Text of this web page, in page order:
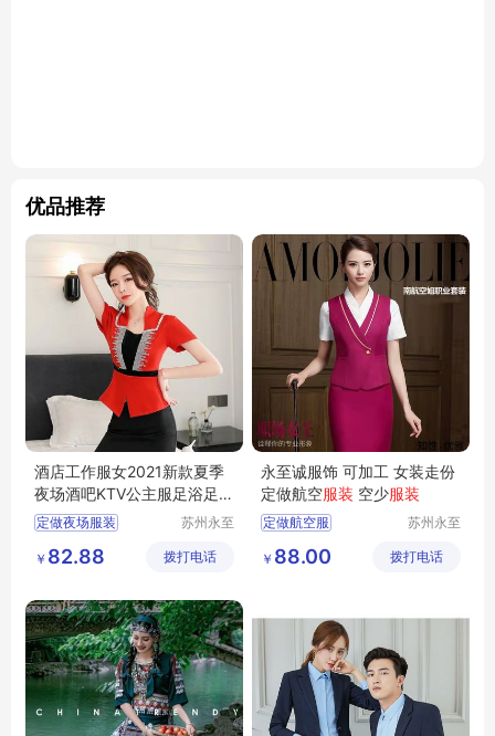
优品推荐
酒店工作服女2021新款夏季
夜场酒吧KTV公主服足浴足疗
技师服套装
定做夜场服装
KTV服装 小姐服装
苏州永至
限公司
￥ 82.88 拨打电话
永至诚服饰 可加工 女装走份
定做航空服装 空少服装
定做航空服
东方航空服定做
苏州永至
限公司
￥ 88.00 拨打电话